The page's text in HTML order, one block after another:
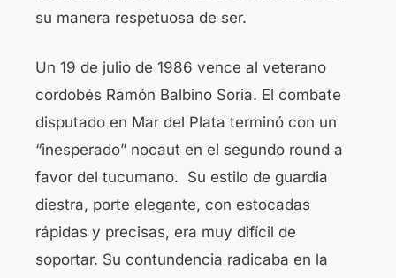
su manera respetuosa de ser.
Un 19 de julio de 1986 vence al veterano
cordobés Ramón Balbino Soria. El combate
disputado en Mar del Plata terminó con un
“inesperado” nocaut en el segundo round a
favor del tucumano. Su estilo de guardia
diestra, porte elegante, con estocadas
rápidas y precisas, era muy difícil de
soportar. Su contundencia radicaba en la